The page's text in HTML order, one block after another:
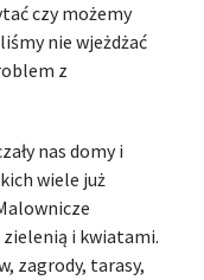
czy możemy
nie wjeżdżać
z
nas domy i
wiele już
i kwiatami.
zagrody, tarasy,